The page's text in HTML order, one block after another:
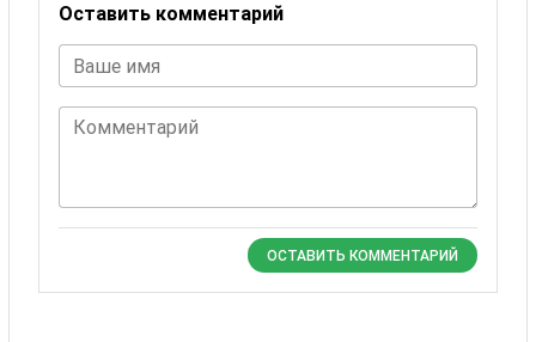
Оставить комментарий
Ваше имя
Комментарий
ОСТАВИТЬ КОММЕНТАРИЙ